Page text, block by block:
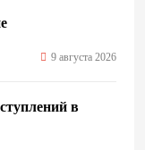
9 августа 2026
в